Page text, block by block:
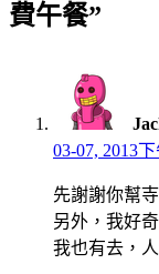
費午餐”
03-07, 2013
先謝謝你幫
另外，我好
我也有去，